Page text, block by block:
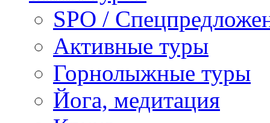
SPO /
Активные туры
Горнолыжные туры
Йога, медитация